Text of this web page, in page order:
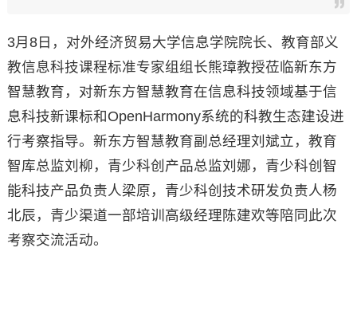
3月8日，对外经济贸易大学信息学院院长、教育部义
教信息科技课程标准专家组组长熊璋教授莅临新东方
智慧教育，对新东方智慧教育在信息科技领域基于信
息科技新课标和OpenHarmony系统的科教生态建设进
行考察指导。新东方智慧教育副总经理刘斌立，教育
智库总监刘柳，青少科创产品总监刘娜，青少科创智
能科技产品负责人梁原，青少科创技术研发负责人杨
北辰，青少渠道一部培训高级经理陈建欢等陪同此次
考察交流活动。